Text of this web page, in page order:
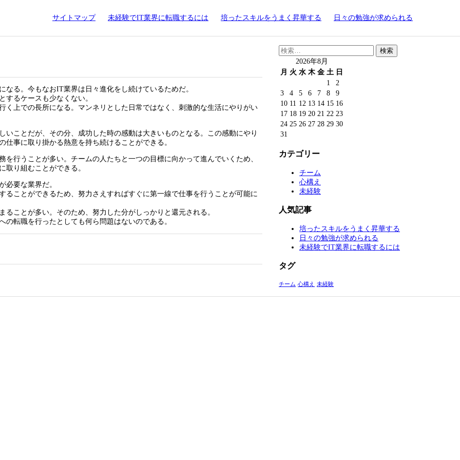
サイトマップ 未経験でIT業界に転職するには 培ったスキルをうまく昇華する 日々の勉強が求められる
る。今もなおIT業界は日々進化をし続けているためだ。
するケースも少なくない。
く上での長所になる。マンネリとした日常ではなく、刺激的な生活にやりがい
ことだが、その分、成功した時の感動は大きいものとなる。この感動にやり
事に取り掛かる熱意を持ち続けることができる。
行うことが多い。チームの人たちと一つの目標に向かって進んでいくため、
取り組むことができる。
必要な業界だ。
ことができるため、努力さえすればすぐに第一線で仕事を行うことが可能に
ことが多い。そのため、努力した分がしっかりと還元される。
転職を行ったとしても何ら問題はないのである。
検
索:
2026年8月
月 火 水 木 金 土 日
1
2
3
4 5 6 7 8
9
10 11 12 13 14 15 16
17 18 19 20 21 22 23
24 25 26 27 28 29 30
31
カテゴリー
チーム
心構え
未経験
人気記事
培ったスキルをうまく昇華する
日々の勉強が求められる
未経験でIT業界に転職するには
タグ
チーム 心構え 未経験